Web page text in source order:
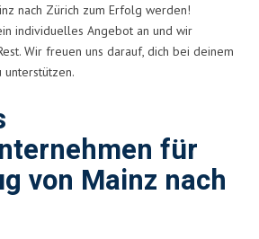
nach Zürich zum Erfolg werden!
individuelles Angebot an und wir
Wir freuen uns darauf, dich bei deinem
unterstützen.
für
von Mainz nach